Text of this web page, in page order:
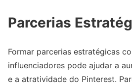
Parcerias
Formar parcerias estratégicas
influenciadores pode ajudar a
e a atratividade do Pinterest.